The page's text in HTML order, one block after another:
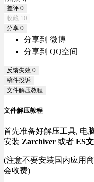
差评 0
收藏 10
分享 0
分享到 微博
分享到 QQ空间
反馈失效 0
稿件投诉
文件解压教程
文件解压教程
首先准备好解压工具, 电
安装 Zarchiver 或者 ES
(注意不要安装国内应用
会收费)